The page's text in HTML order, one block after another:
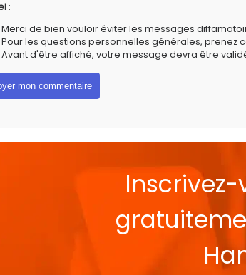
:
Merci de bien vouloir éviter les messages
Pour les questions personnelles générales, prenez
Avant d'être affiché, votre message devra être
Inscrivez-